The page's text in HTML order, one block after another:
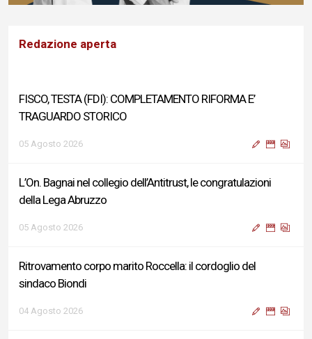
Redazione aperta
L’On. Bagnai nel collegio dell’Antitrust, le congratulazioni
della Lega Abruzzo
05 Agosto 2026
Ritrovamento corpo marito Roccella: il cordoglio del
sindaco Biondi
04 Agosto 2026
Reddito di Cittadinanza, Testa (FdI): Presentata interpellanza
su criticità persistenti ed effetti sulle politiche di sviluppo del